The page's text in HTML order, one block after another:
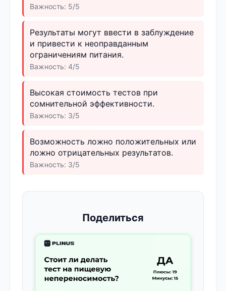
Важность: 5/5
Результаты могут ввести в заблуждение
и привести к неоправданным
ограничениям питания.
Важность: 4/5
Высокая стоимость тестов при
сомнительной эффективности.
Важность: 3/5
Возможность ложно положительных или
ложно отрицательных результатов.
Важность: 3/5
Поделиться